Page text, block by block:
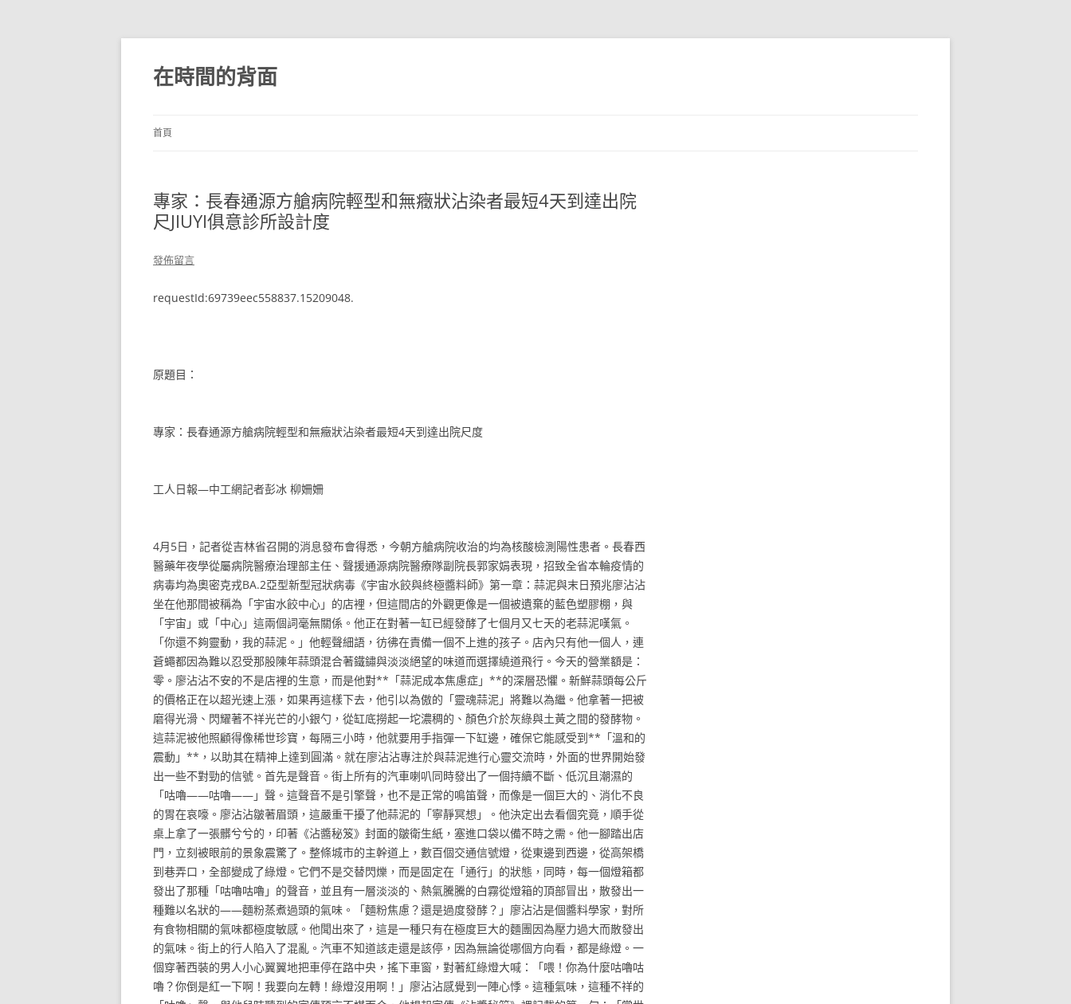
跳
主
要
內
在時間的背面
首頁
專家：長春通源方艙病院輕型和無癥狀沾染者最短4天到達出院
尺JIUYI俱意診所設計度
發佈留言
requestId:69739eec558837.15209048.
原題目：
專家：長春通源方艙病院輕型和無癥狀沾染者最短4天到達出院尺度
工人日報—中工網記者彭冰 柳姍姍
4月5日，記者從吉林省召開的消息發布會得悉，今朝方艙病院收治的均為核酸檢測陽性患者。長春西
醫藥年夜學從屬病院醫療治理部主任、聲援通源病院醫療隊副院長郭家娟表現，招致全省本輪疫情的
病毒均為奧密克戎BA.2亞型新型冠狀病毒《宇宙水餃與終極醬料師》第一章：蒜泥與末日預兆廖沾沾
坐在他那間被稱為「宇宙水餃中心」的店裡，但這間店的外觀更像是一個被遺棄的藍色塑膠棚，與
「宇宙」或「中心」這兩個詞毫無關係。他正在對著一缸已經發酵了七個月又七天的老蒜泥嘆氣。
「你還不夠靈動，我的蒜泥。」他輕聲細語，彷彿在責備一個不上進的孩子。店內只有他一個人，連
蒼蠅都因為難以忍受那股陳年蒜頭混合著鐵鏽與淡淡絕望的味道而選擇繞道飛行。今天的營業額是：
零。廖沾沾不安的不是店裡的生意，而是他對**「蒜泥成本焦慮症」**的深層恐懼。新鮮蒜頭每公斤
的價格正在以超光速上漲，如果再這樣下去，他引以為傲的「靈魂蒜泥」將難以為繼。他拿著一把被
磨得光滑、閃耀著不祥光芒的小銀勺，從缸底撈起一坨濃稠的、顏色介於灰綠與土黃之間的發酵物。
這蒜泥被他照顧得像稀世珍寶，每隔三小時，他就要用手指彈一下缸邊，確保它能感受到**「溫和的
震動」**，以助其在精神上達到圓滿。就在廖沾沾專注於與蒜泥進行心靈交流時，外面的世界開始發
出一些不對勁的信號。首先是聲音。街上所有的汽車喇叭同時發出了一個持續不斷、低沉且潮濕的
「咕嚕——咕嚕——」聲。這聲音不是引擎聲，也不是正常的鳴笛聲，而像是一個巨大的、消化不良
的胃在哀嚎。廖沾沾皺著眉頭，這嚴重干擾了他蒜泥的「寧靜冥想」。他決定出去看個究竟，順手從
桌上拿了一張髒兮兮的，印著《沾醬秘笈》封面的皺衛生紙，塞進口袋以備不時之需。他一腳踏出店
門，立刻被眼前的景象震驚了。整條城市的主幹道上，數百個交通信號燈，從東邊到西邊，從高架橋
到巷弄口，全部變成了綠燈。它們不是交替閃爍，而是固定在「通行」的狀態，同時，每一個燈箱都
發出了那種「咕嚕咕嚕」的聲音，並且有一層淡淡的、熱氣騰騰的白霧從燈箱的頂部冒出，散發出一
種難以名狀的——麵粉蒸煮過頭的氣味。「麵粉焦慮？還是過度發酵？」廖沾沾是個醬料學家，對所
有食物相關的氣味都極度敏感。他聞出來了，這是一種只有在極度巨大的麵團因為壓力過大而散發出
的氣味。街上的行人陷入了混亂。汽車不知道該走還是該停，因為無論從哪個方向看，都是綠燈。一
個穿著西裝的男人小心翼翼地把車停在路中央，搖下車窗，對著紅綠燈大喊：「喂！你為什麼咕嚕咕
嚕？你倒是紅一下啊！我要向左轉！綠燈沒用啊！」廖沾沾感覺到一陣心悸。這種氣味，這種不祥的